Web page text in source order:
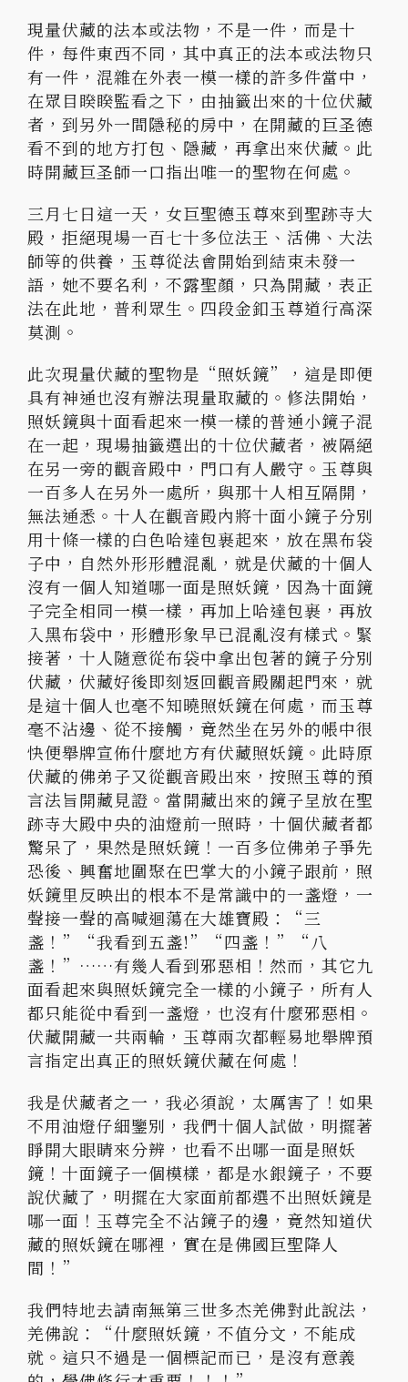
現量伏藏的法本或法物，不是一件，而是十
件，每件東西不同，其中真正的法本或法物只
有一件，混雜在外表一模一樣的許多件當中，
在眾目睽睽監看之下，由抽籤出來的十位伏藏
者，到另外一間隱秘的房中，在開藏的巨圣德
看不到的地方打包、隱藏，再拿出來伏藏。此
時開藏巨圣師一口指出唯一的聖物在何處。
三月七日這一天，女巨聖德玉尊來到聖跡寺大
殿，拒絕現場一百七十多位法王、活佛、大法
師等的供養，玉尊從法會開始到結束未發一
語，她不要名利，不露聖顏，只為開藏，表正
法在此地，普利眾生。四段金釦玉尊道行高深
莫測。
此次現量伏藏的聖物是“照妖鏡”，這是即便
具有神通也沒有辦法現量取藏的。修法開始，
照妖鏡與十面看起來一模一樣的普通小鏡子混
在一起，現場抽籤選出的十位伏藏者，被隔絕
在另一旁的觀音殿中，門口有人嚴守。玉尊與
一百多人在另外一處所，與那十人相互隔開，
無法通悉。十人在觀音殿內將十面小鏡子分別
用十條一樣的白色哈達包裹起來，放在黑布袋
子中，自然外形形體混亂，就是伏藏的十個人
沒有一個人知道哪一面是照妖鏡，因為十面鏡
子完全相同一模一樣，再加上哈達包裹，再放
入黑布袋中，形體形象早已混亂沒有樣式。緊
接著，十人隨意從布袋中拿出包著的鏡子分別
伏藏，伏藏好後即刻返回觀音殿關起門來，就
是這十個人也毫不知曉照妖鏡在何處，而玉尊
毫不沾邊、從不接觸，竟然坐在另外的帳中很
快便舉牌宣佈什麼地方有伏藏照妖鏡。此時原
伏藏的佛弟子又從觀音殿出來，按照玉尊的預
言法旨開藏見證。當開藏出來的鏡子呈放在聖
跡寺大殿中央的油燈前一照時，十個伏藏者都
驚呆了，果然是照妖鏡！一百多位佛弟子爭先
恐後、興奮地圍聚在巴掌大的小鏡子跟前，照
妖鏡里反映出的根本不是常識中的一盞燈，一
聲接一聲的高喊迴蕩在大雄寶殿：“三
盞！”“我看到五盞!”“四盞！”“八
盞！”……有幾人看到邪惡相！然而，其它九
面看起來與照妖鏡完全一樣的小鏡子，所有人
都只能從中看到一盞燈，也沒有什麼邪惡相。
伏藏開藏一共兩輪，玉尊兩次都輕易地舉牌預
言指定出真正的照妖鏡伏藏在何處！
我是伏藏者之一，我必須說，太厲害了！如果
不用油燈仔細鑒別，我們十個人試做，明擺著
睜開大眼睛來分辨，也看不出哪一面是照妖
鏡！十面鏡子一個模樣，都是水銀鏡子，不要
說伏藏了，明擺在大家面前都選不出照妖鏡是
哪一面！玉尊完全不沾鏡子的邊，竟然知道伏
藏的照妖鏡在哪裡，實在是佛國巨聖降人
間！”
我們特地去請南無第三世多杰羌佛對此說法，
羌佛說：“什麼照妖鏡，不值分文，不能成
就。這只不過是一個標記而已，是沒有意義